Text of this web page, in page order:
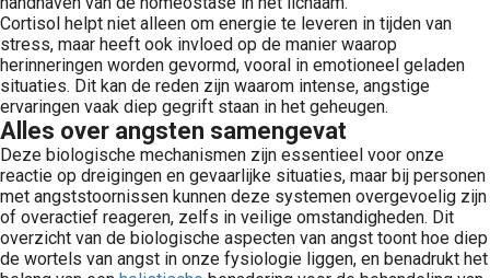
Cortisol helpt niet alleen om energie te leveren in tijden van
stress, maar heeft ook invloed op de manier waarop
herinneringen worden gevormd, vooral in emotioneel geladen
situaties. Dit kan de reden zijn waarom intense, angstige
ervaringen vaak diep gegrift staan in het geheugen.
Alles over angsten samengevat
Deze biologische mechanismen zijn essentieel voor onze
reactie op dreigingen en gevaarlijke situaties, maar bij personen
met angststoornissen kunnen deze systemen overgevoelig zijn
of overactief reageren, zelfs in veilige omstandigheden. Dit
overzicht van de biologische aspecten van angst toont hoe diep
de wortels van angst in onze fysiologie liggen, en benadrukt het